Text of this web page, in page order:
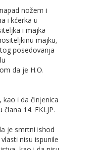
nožem i
i kćerka u
i majka
majku,
posedovanja
da je H.O.
i da činjenica
14. EKLJP.
je smrtni ishod
nisu ispunile